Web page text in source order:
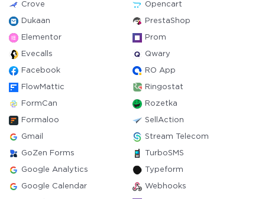
Crove Opencart
Dukaan PrestaShop
Elementor Prom
Evecalls Qwary
Facebook RO App
FlowMattic Ringostat
FormCan Rozetka
Formaloo SellAction
Gmail Stream Telecom
GoZen Forms TurboSMS
Google Analytics Typeform
Google Calendar Webhooks